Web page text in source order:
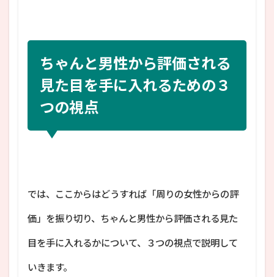
ちゃんと男性から評価される
見た目を手に入れるための３
つの視点
では、ここからはどうすれば「周りの女性からの評
価」を振り切り、ちゃんと男性から評価される見た
目を手に入れるかについて、３つの視点で説明して
いきます。